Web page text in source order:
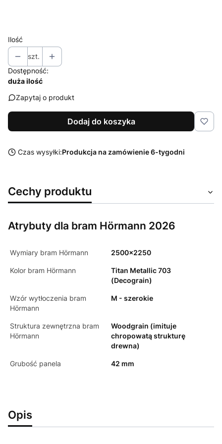
Ilość
szt.
Dostępność:
duża ilość
Zapytaj o produkt
Dodaj do koszyka
Czas wysyłki:Produkcja na zamówienie 6-tygodni
Cechy produktu
Atrybuty dla bram Hörmann 2026
Wymiary bram Hörmann 2500x2250
Kolor bram Hörmann
Titan Metallic 703
(Decograin)
Wzór wytłoczenia bram
Hörmann
M - szerokie
Struktura zewnętrzna bram
Hörmann
Woodgrain (imituje
chropowatą strukturę
drewna)
Grubość panela 42 mm
Opis